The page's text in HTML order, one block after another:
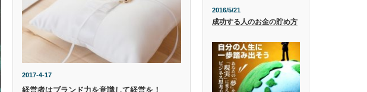
2017-4-17
経営者はブランド力を意識して経営を！
2016/5/21
成功する人のお金の貯め方